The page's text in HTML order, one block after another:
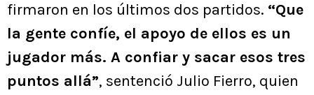
firmaron en los últimos dos partidos. “Que
la gente confíe, el apoyo de ellos es un
jugador más. A confiar y sacar esos tres
puntos allá”, sentenció Julio Fierro, quien